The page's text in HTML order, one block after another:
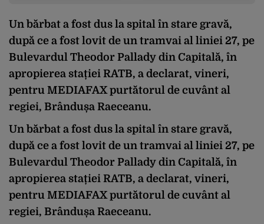
Un bărbat a fost dus la spital în stare gravă,
după ce a fost lovit de un tramvai al liniei 27, pe
Bulevardul Theodor Pallady din Capitală, în
apropierea stației RATB, a declarat, vineri,
pentru MEDIAFAX purtătorul de cuvânt al
regiei, Brândușa Raeceanu.
Un bărbat a fost dus la spital în stare gravă,
după ce a fost lovit de un tramvai al liniei 27, pe
Bulevardul Theodor Pallady din Capitală, în
apropierea stației RATB, a declarat, vineri,
pentru MEDIAFAX purtătorul de cuvânt al
regiei, Brândușa Raeceanu.